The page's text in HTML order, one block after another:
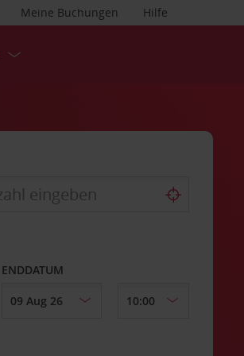
Hilfe
Meine Buchungen
ENDDATUM